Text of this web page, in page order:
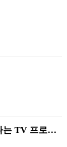
요즘같이 더운 날 생각나는 TV 프로그램